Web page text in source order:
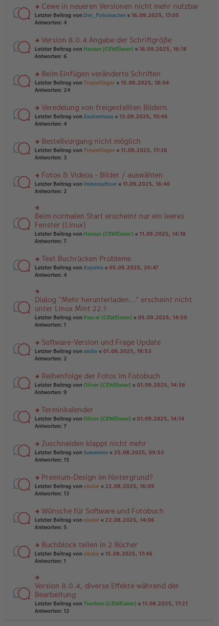
tr
a
g
e
n
er
tr
a
g
n
g
el
e
n
er
tr
a
g
rs
te
n
g
el
e
n
er
tr
a
g
Cewe in neueren Versionen nicht mehr nutzbar
Letzter Beitrag von Der_Fotomacher « 16.09.2025, 17:05
Antworten: 4
rs
te
n
g
el
e
n
er
tr
a
g
Version 8.0.4 Angabe der Schriftgröße
Letzter Beitrag von Haruun (CEWEianer) « 16.09.2025, 16:18
Antworten: 6
rs
te
n
g
el
e
n
er
tr
a
g
Beim Einfügen veränderte Schriften
Letzter Beitrag von Traumfänger « 15.09.2025, 18:04
Antworten: 24
rs
te
n
g
el
e
n
er
tr
a
g
Veredelung von freigestellten Bildern
Letzter Beitrag von Zaubermaus « 13.09.2025, 10:46
Antworten: 4
rs
te
n
g
el
e
n
er
B
ei
tr
g
Bestellvorgang nicht möglich
Letzter Beitrag von Traumfänger « 11.09.2025, 17:38
Antworten: 3
rs
te
u
n
g
el
es
e
er
B
ei
tr
g
Fotos & Videos - Bilder / auswählen
Letzter Beitrag von immerauftour « 11.09.2025, 16:40
Antworten: 2
rs
te
r
u
n
el
es
e
er
B
ei
tr
a
g
Beim normalen Start erscheint nur ein leeres
Fenster (Linux)
Letzter Beitrag von Haruun (CEWEianer) « 11.09.2025, 14:18
Antworten: 7
rs
te
u
n
g
el
es
e
er
B
ei
tr
g
Text Buchrücken Probleme
Letzter Beitrag von Xxpetra « 05.09.2025, 20:47
Antworten: 4
rs
te
r
u
n
el
es
e
B
ei
tr
g
Dialog "Mehr herunterladen..." erscheint nicht
unter Linux Mint 22.1
Letzter Beitrag von Pascal (CEWEianer) « 05.09.2025, 14:50
Antworten: 1
rs
te
n
g
el
e
n
er
tr
a
g
Software-Version und Frage Update
Letzter Beitrag von andie « 01.09.2025, 19:53
Antworten: 2
rs
te
n
g
el
e
n
er
tr
a
g
Reihenfolge der Fotos im Fotobuch
Letzter Beitrag von Oliver (CEWEianer) « 01.09.2025, 14:36
Antworten: 9
rs
te
n
g
el
e
n
er
tr
a
g
Terminkalender
Letzter Beitrag von Oliver (CEWEianer) « 01.09.2025, 14:14
Antworten: 7
rs
te
n
g
el
e
n
er
tr
a
g
Zuschneiden klappt nicht mehr
Letzter Beitrag von Suwannee « 25.08.2025, 09:53
Antworten: 15
rs
te
n
g
el
e
n
er
tr
a
g
Premium-Design im Hintergrund?
Letzter Beitrag von okular « 22.08.2025, 16:05
Antworten: 13
rs
te
n
g
el
e
n
er
B
ei
tr
Wünsche für Software und Fotobuch
Letzter Beitrag von okular « 22.08.2025, 14:06
Antworten: 5
rs
te
u
n
g
el
es
e
Buchblock teilen in 2 Bücher
Letzter Beitrag von okular « 15.08.2025, 17:46
Antworten: 1
rs
te
r
u
n
Version 8.0.4, diverse Effekte während der
Bearbeitung
Letzter Beitrag von Thorben (CEWEianer) « 11.08.2025, 17:21
Antworten: 12